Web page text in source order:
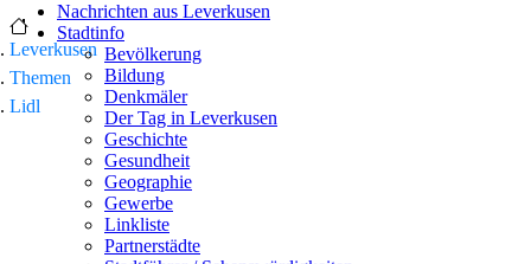
Nachrichten aus Leverkusen
Stadtinfo
Bevölkerung
Bildung
Denkmäler
Der Tag in Leverkusen
Geschichte
Gesundheit
Geographie
Gewerbe
Linkliste
Partnerstädte
Leverkusen
Themen
Lidl